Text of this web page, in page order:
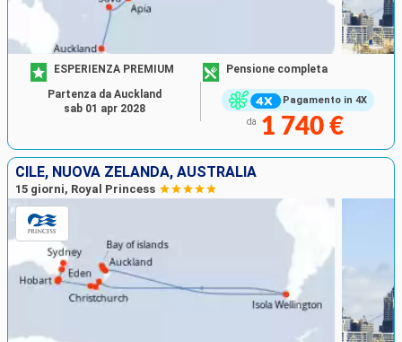
Pagamento in 4X
ESPERIENZA PREMIUM Pensione completa
da 1 740 €
Partenza da Auckland
sab 01 apr 2028
CILE, NUOVA ZELANDA, AUSTRALIA
15 giorni, Royal Princess